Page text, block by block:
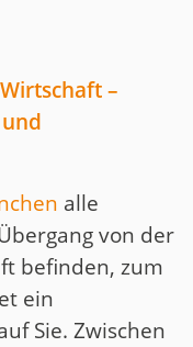
–
alle
von der
befinden, zum
ein
Sie. Zwischen